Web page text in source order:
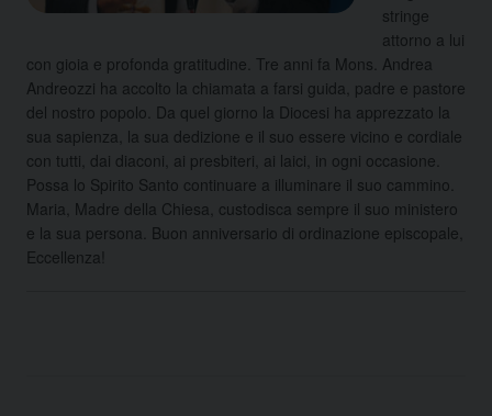
stringe
attorno a lui
con gioia e profonda gratitudine. Tre anni fa Mons. Andrea
Andreozzi ha accolto la chiamata a farsi guida, padre e pastore
del nostro popolo. Da quel giorno la Diocesi ha apprezzato la
sua sapienza, la sua dedizione e il suo essere vicino e cordiale
con tutti, dai diaconi, ai presbiteri, ai laici, in ogni occasione.
Possa lo Spirito Santo continuare a illuminare il suo cammino.
Maria, Madre della Chiesa, custodisca sempre il suo ministero
e la sua persona. Buon anniversario di ordinazione episcopale,
Eccellenza!